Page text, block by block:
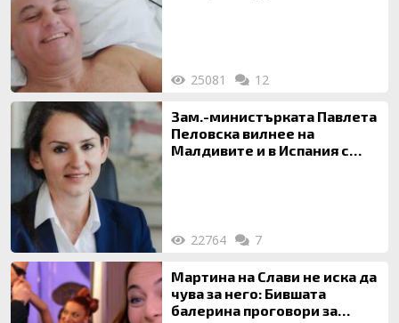
25081 12
Зам.-министърката Павлета
Пеловска вилнее на
Малдивите и в Испания с
22764 7
Мартина на Слави не иска да
чува за него: Бившата
балерина проговори за